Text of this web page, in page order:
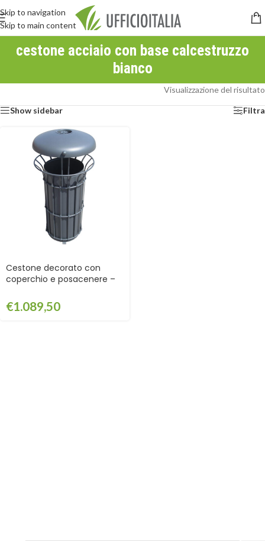
Skip to navigation
Skip to main content
cestone acciaio con base calcestruzzo
bianco
Visualizzazione del risultato
Show sidebar Filtra
Cestone decorato con
coperchio e posacenere –
€1.089,50